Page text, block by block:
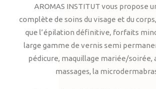
AROMAS INSTITUT vous propose
complète de soins du visage et du
que l’épilation définitive, forfaits
large gamme de vernis semi
pédicure, maquillage mariée/soirée,
massages, la